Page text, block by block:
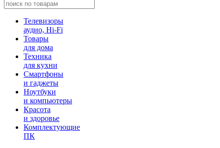
Телевизоры
аудио, Hi-Fi
Товары
для дома
Техника
для кухни
Смартфоны
и гаджеты
Ноутбуки
и компьютеры
Красота
и здоровье
Комплектующие
ПК